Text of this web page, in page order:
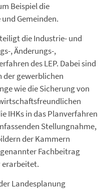
Beispiel die
Gemeinden.
die Industrie- und
, Änderungs-,
des LEP. Dabei sind
der gewerblichen
wie die Sicherung von
IHKs in das Planverfahren
Stellungnahme,
der Kammern
Fachbeitrag
erarbeitet.
Landesplanung